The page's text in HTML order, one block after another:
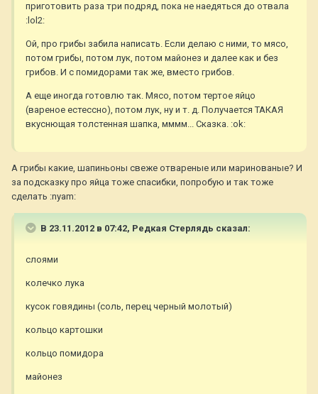
приготовить раза три подряд, пока не наедяться до отвала
:lol2:
Ой, про грибы забила написать. Если делаю с ними, то мясо,
потом грибы, потом лук, потом майонез и далее как и без
грибов. И с помидорами так же, вместо грибов.
А еще иногда готовлю так. Мясо, потом тертое яйцо
(вареное естессно), потом лук, ну и т. д. Получается ТАКАЯ
вкуснющая толстенная шапка, мммм... Сказка. :ok:
А грибы какие, шапиньоны свеже отвареные или маринованые? И
за подсказку про яйца тоже спасибки, попробую и так тоже
сделать :nyam:
В 23.11.2012 в 07:42, Редкая Стерлядь сказал:
слоями
колечко лука
кусок говядины (соль, перец черный молотый)
кольцо картошки
кольцо помидора
майонез